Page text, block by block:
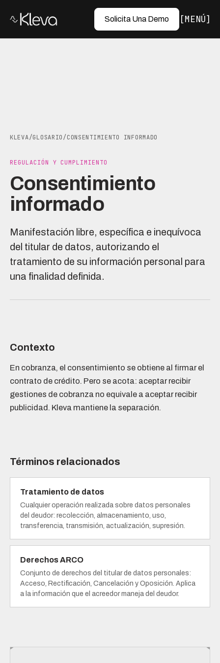
Solicita Una Demo MENÚ
KLEVA/GLOSARIO/CONSENTIMIENTO INFORMADO
REGULACIÓN Y CUMPLIMIENTO
Consentimiento
informado
Manifestación libre, específica e inequívoca
del titular de datos, autorizando el
tratamiento de su información personal para
una finalidad definida.
Contexto
En cobranza, el consentimiento se obtiene al firmar el
contrato de crédito. Pero se acota: aceptar recibir
gestiones de cobranza no equivale a aceptar recibir
publicidad. Kleva mantiene la separación.
Términos relacionados
Tratamiento de datos
Cualquier operación realizada sobre datos personales
del deudor: recolección, almacenamiento, uso,
transferencia, transmisión, actualización, supresión.
Derechos ARCO
Conjunto de derechos del titular de datos personales:
Acceso, Rectificación, Cancelación y Oposición. Aplica
a la información que el acreedor maneja del deudor.